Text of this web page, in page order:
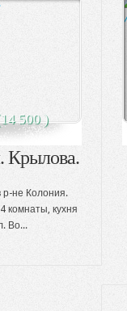
500 )
Крылова.
р-не Колония.
комнаты, кухня
Во...